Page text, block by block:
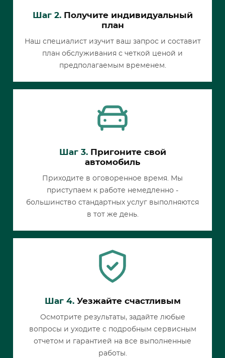
Шаг 2.Получите индивидуальный
план
Наш специалист изучит ваш запрос и составит
план обслуживания с четкой ценой и
предполагаемым временем.
Шаг 3.Пригоните свой
автомобиль
Приходите в оговоренное время. Мы
приступаем к работе немедленно -
большинство стандартных услуг выполняются
в тот же день.
Шаг 4.Уезжайте счастливым
Осмотрите результаты, задайте любые
вопросы и уходите с подробным сервисным
отчетом и гарантией на все выполненные
работы.